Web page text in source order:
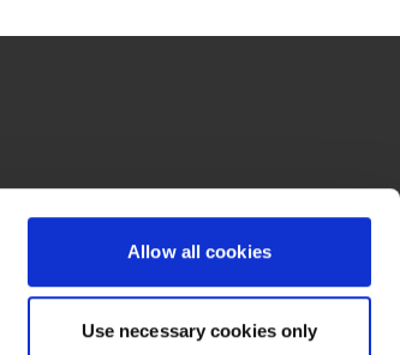
Allow all cookies
Use necessary cookies only
Unido, y forma parte de la red internacional BDO de